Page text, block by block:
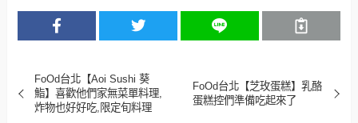
FoOd台北【Aoi Sushi 葵
鮨】喜歡他們家無菜單料理,
炸物也好好吃,限定旬料理
FoOd台北【芝玫蛋糕】乳酪
蛋糕控們準備吃起來了